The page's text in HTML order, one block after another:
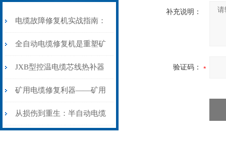
电缆故障修复机实战指南：
从“盲测”到“精确定点”的三
步作业法
全自动电缆修复机是重塑矿
山电力动脉的“智能外科医
生”
JXB型控温电缆芯线热补器
安装与接线：精准修复的工
艺基石
矿用电缆修复利器——矿用
电缆热补机智能控温，安全
从损伤到重生：半自动电缆
补充说明：
验证码：